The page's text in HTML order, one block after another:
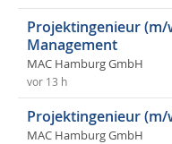
Projektingenieur
Management
MAC Hamburg GmbH
vor 13 h
Projektingenieur (m/
MAC Hamburg GmbH